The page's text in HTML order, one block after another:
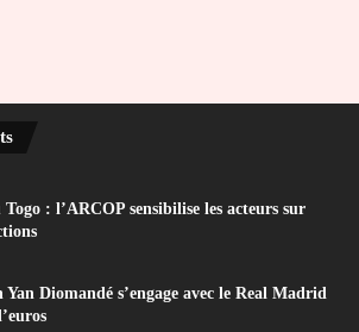
: l’ARCOP sensibilise les acteurs sur
Diomandé s’engage avec le Real Madrid